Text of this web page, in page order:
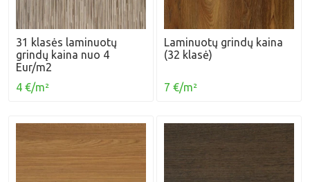
31 klasės laminuotų
grindų kaina nuo 4
Eur/m2
4 €/m²
Laminuotų grindų kaina
(32 klasė)
7 €/m²